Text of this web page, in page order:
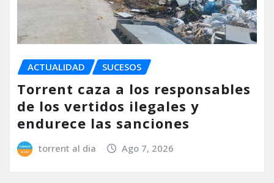
ACTUALIDAD SUCESOS
Torrent caza a los responsables
de los vertidos ilegales y
endurece las sanciones
torrent al dia Ago 7, 2026